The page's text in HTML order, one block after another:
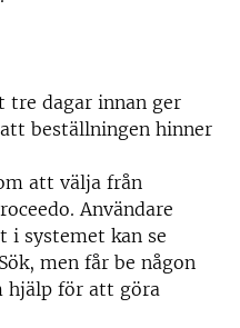
tre dagar innan ger
beställningen hinner
att välja från
Användare
i systemet kan se
men får be någon
hjälp för att göra